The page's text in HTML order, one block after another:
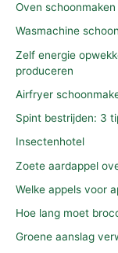
Oven schoonmaken
Wasmachine
Zelf energie
produceren
Airfryer
Spint bestrijden: 3
Insectenhotel
Zoete aardappel
Welke appels voor
Hoe lang moet
Groene aanslag